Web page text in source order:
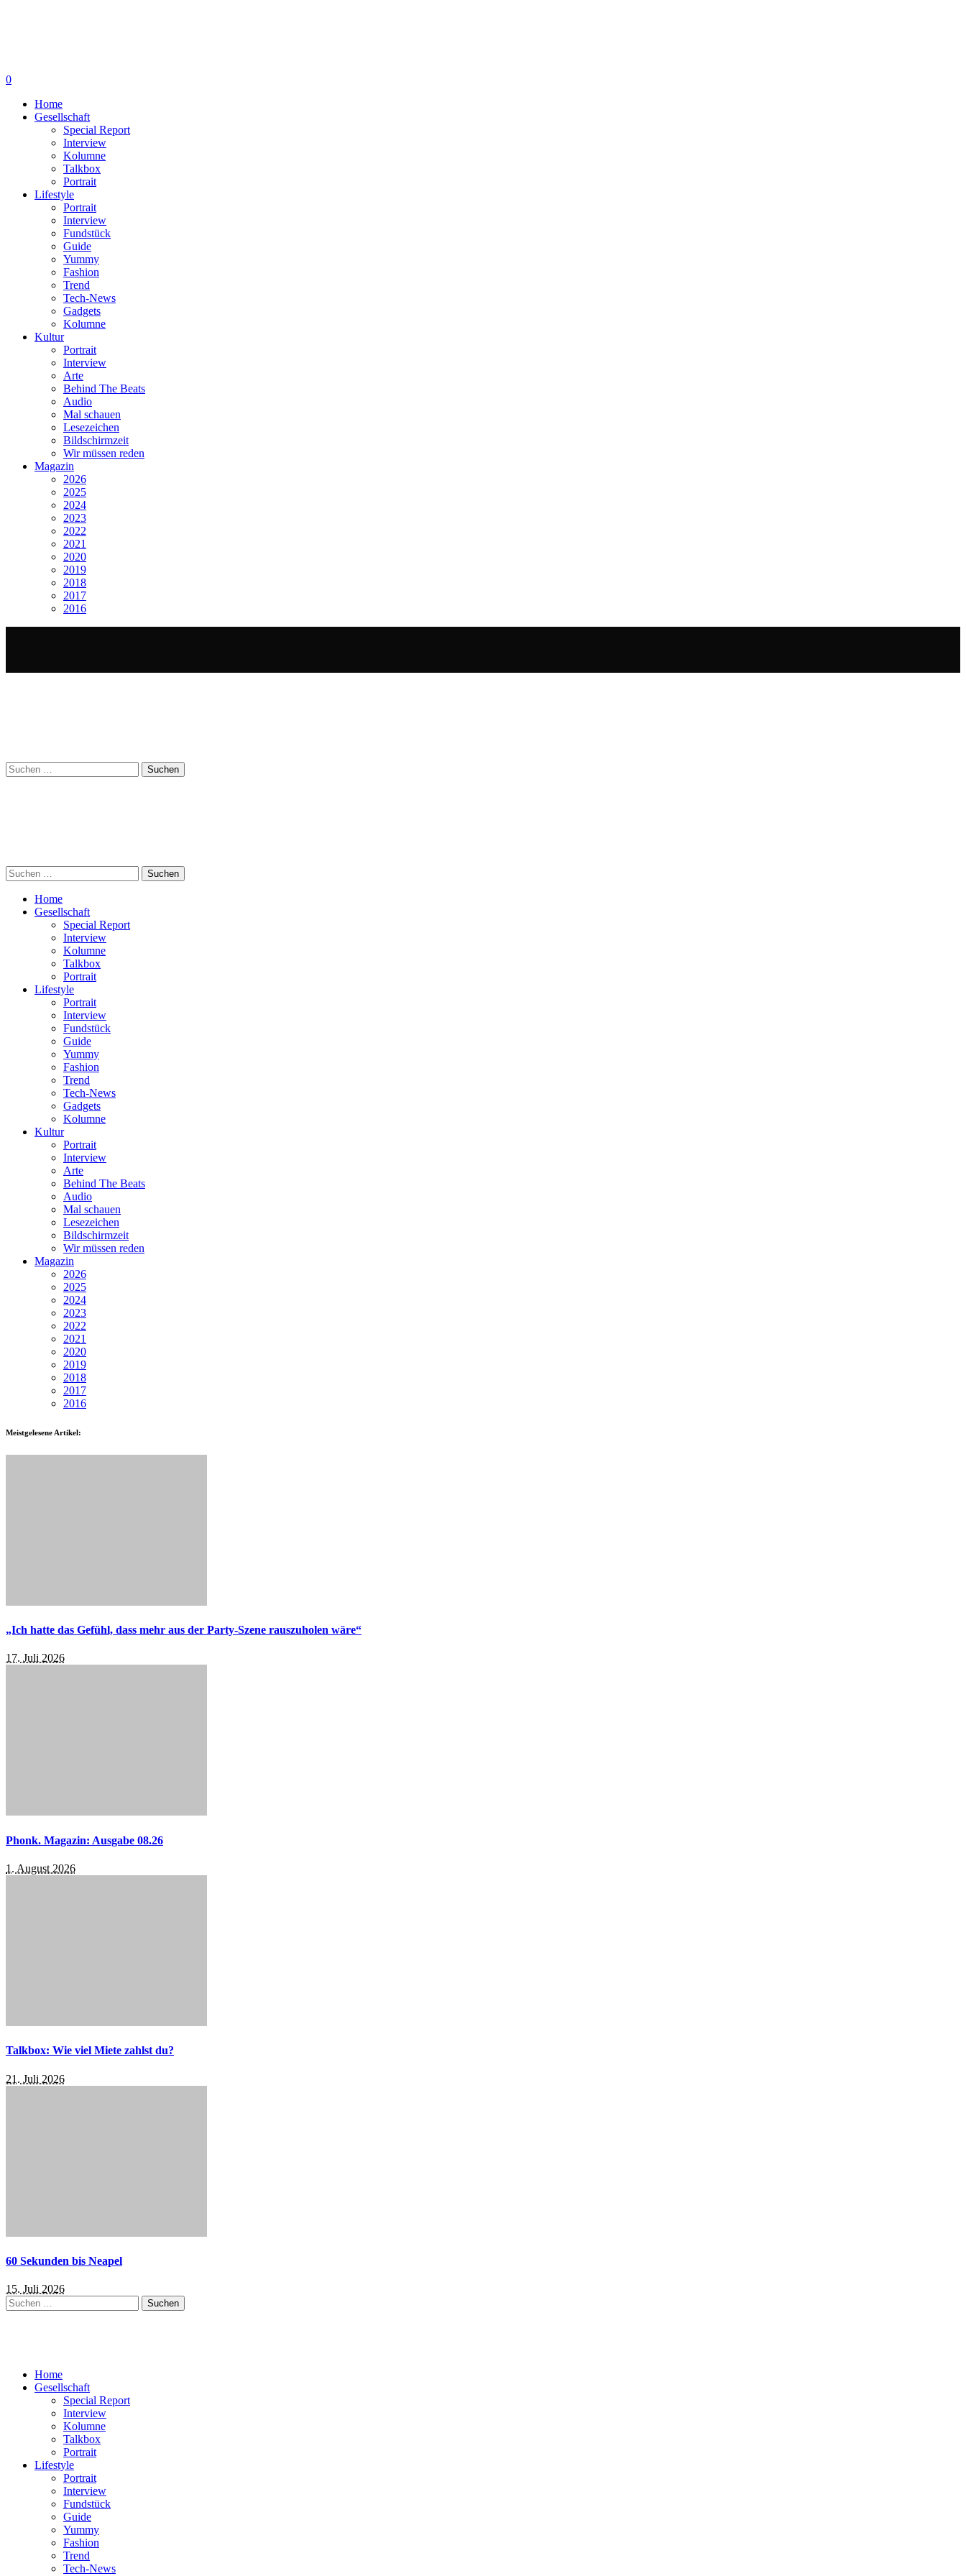
0
Home
Gesellschaft
Special Report
Interview
Kolumne
Talkbox
Portrait
Lifestyle
Portrait
Interview
Fundstück
Guide
Yummy
Fashion
Trend
Tech-News
Gadgets
Kolumne
Kultur
Portrait
Interview
Arte
Behind The Beats
Audio
Mal schauen
Lesezeichen
Bildschirmzeit
Wir müssen reden
Magazin
2026
2025
2024
2023
2022
2021
2020
2019
2018
2017
2016
Suchen
nach:
Suchen
nach:
Home
Gesellschaft
Special Report
Interview
Kolumne
Talkbox
Portrait
Lifestyle
Portrait
Interview
Fundstück
Guide
Yummy
Fashion
Trend
Tech-News
Gadgets
Kolumne
Kultur
Portrait
Interview
Arte
Behind The Beats
Audio
Mal schauen
Lesezeichen
Bildschirmzeit
Wir müssen reden
Magazin
2026
2025
2024
2023
2022
2021
2020
2019
2018
2017
2016
Meistgelesene Artikel:
„Ich hatte das Gefühl, dass mehr aus der Party-Szene rauszuholen wäre“
17. Juli 2026
Phonk. Magazin: Ausgabe 08.26
1. August 2026
Talkbox: Wie viel Miete zahlst du?
21. Juli 2026
60 Sekunden bis Neapel
15. Juli 2026
Suchen
nach:
Home
Gesellschaft
Special Report
Interview
Kolumne
Talkbox
Portrait
Lifestyle
Portrait
Interview
Fundstück
Guide
Yummy
Fashion
Trend
Tech-News